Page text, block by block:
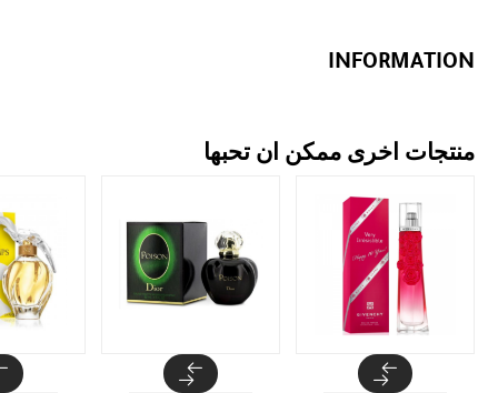
INFORMATION
منتجات اخرى ممكن ان تحبها